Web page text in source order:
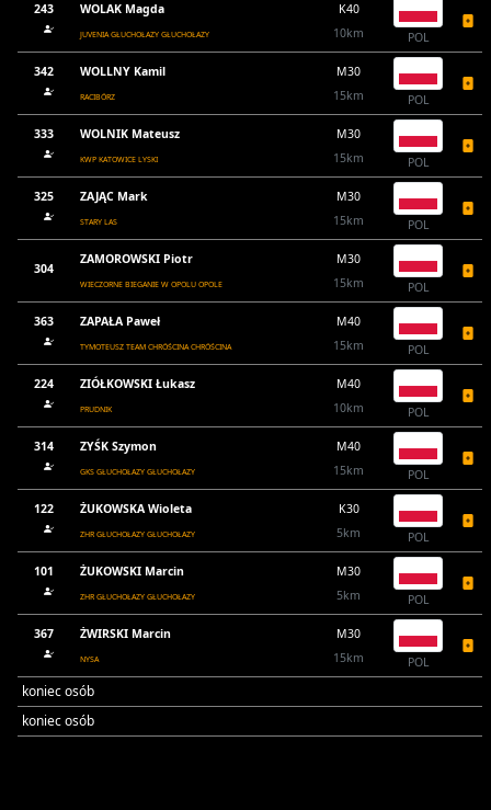
243 WOLAK Magda
JUVENIA GŁUCHOŁAZY GŁUCHOŁAZY
K40
10km
POL
342 WOLLNY Kamil
RACIBÓRZ
M30
15km
POL
333 WOLNIK Mateusz
KWP KATOWICE LYSKI
M30
15km
POL
325 ZAJĄC Mark
STARY LAS
M30
15km
POL
304
ZAMOROWSKI Piotr
WIECZORNE BIEGANIE W OPOLU OPOLE
M30
15km
POL
363 ZAPAŁA Paweł
TYMOTEUSZ TEAM CHRÓŚCINA CHRÓŚCINA
M40
15km
POL
224 ZIÓŁKOWSKI Łukasz
PRUDNIK
M40
10km
POL
314 ZYŚK Szymon
GKS GŁUCHOŁAZY GŁUCHOŁAZY
M40
15km
POL
122 ŻUKOWSKA Wioleta
ZHR GŁUCHOŁAZY GŁUCHOŁAZY
K30
5km
POL
101 ŻUKOWSKI Marcin
ZHR GŁUCHOŁAZY GŁUCHOŁAZY
M30
5km
POL
367 ŻWIRSKI Marcin
NYSA
M30
15km
POL
koniec osób
koniec osób